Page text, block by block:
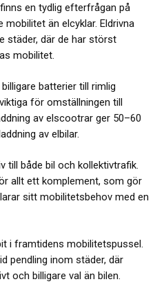
en tydlig efterfrågan på
än elcyklar. Eldrivna
städer, där de har störst
mobilitet.
batterier till rimlig
för omställningen till
av elscootrar ger 50–60
av elbilar.
till både bil och kollektivtrafik.
allt ett komplement, som gör
sitt mobilitetsbehov med en
i framtidens mobilitetspussel.
pendling inom städer, där
och billigare val än bilen.